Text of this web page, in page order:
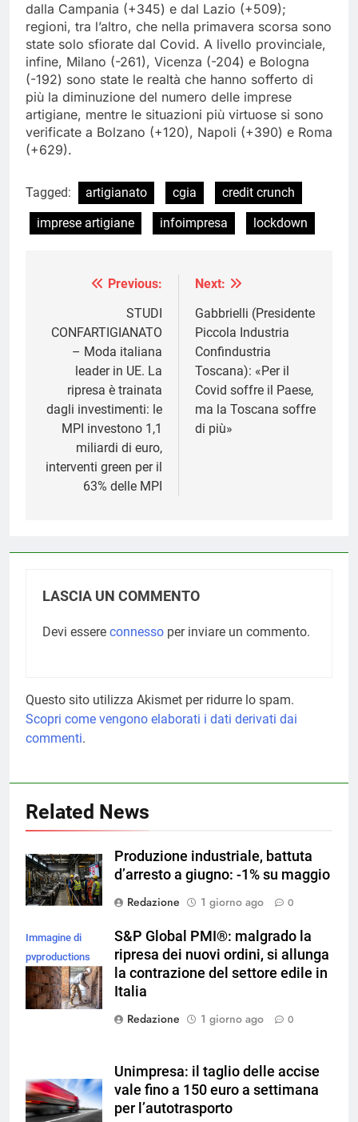
dalla Campania (+345) e dal Lazio (+509);
regioni, tra l’altro, che nella primavera scorsa sono
state solo sfiorate dal Covid. A livello provinciale,
infine, Milano (-261), Vicenza (-204) e Bologna
(-192) sono state le realtà che hanno sofferto di
più la diminuzione del numero delle imprese
artigiane, mentre le situazioni più virtuose si sono
verificate a Bolzano (+120), Napoli (+390) e Roma
(+629).
Tagged: artigianato cgia
credit crunch
imprese artigiane
infoimpresa lockdown
Navigazione
Previous:
STUDI
CONFARTIGIANATO
– Moda italiana
leader in UE. La
ripresa è trainata
dagli investimenti: le
MPI investono 1,1
miliardi di euro,
interventi green per il
63% delle MPI
Next:
Gabbrielli (Presidente
Piccola Industria
Confindustria
Toscana): «Per il
Covid soffre il Paese,
ma la Toscana soffre
di più»
LASCIA UN COMMENTO
Devi essere connesso per inviare un commento.
Questo sito utilizza Akismet per ridurre lo spam.
Scopri come vengono elaborati i dati derivati dai
commenti.
Related News
Produzione industriale, battuta
d’arresto a giugno: -1% su maggio
Redazione
1 giorno ago 0
Immagine di
pvproductions
su Magnific
S&P Global PMI®: malgrado la
ripresa dei nuovi ordini, si allunga
la contrazione del settore edile in
Italia
Redazione
1 giorno ago 0
Unimpresa: il taglio delle accise
vale fino a 150 euro a settimana
per l’autotrasporto